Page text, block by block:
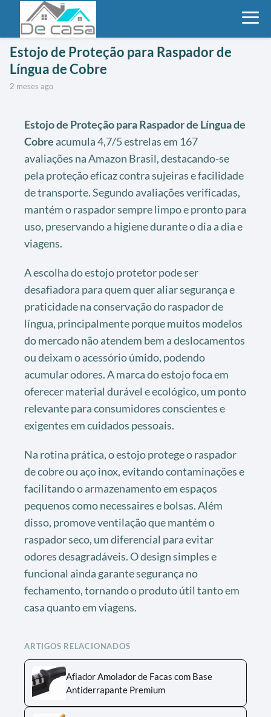
Estojo de Proteção para Raspador de
Língua de Cobre
2 meses ago
Estojo de Proteção para Raspador de Língua de
Cobre acumula 4,7/5 estrelas em 167
avaliações na Amazon Brasil, destacando-se
pela proteção eficaz contra sujeiras e facilidade
de transporte. Segundo avaliações verificadas,
mantém o raspador sempre limpo e pronto para
uso, preservando a higiene durante o dia a dia e
viagens.
A escolha do estojo protetor pode ser
desafiadora para quem quer aliar segurança e
praticidade na conservação do raspador de
língua, principalmente porque muitos modelos
do mercado não atendem bem a deslocamentos
ou deixam o acessório úmido, podendo
acumular odores. A marca do estojo foca em
oferecer material durável e ecológico, um ponto
relevante para consumidores conscientes e
exigentes em cuidados pessoais.
Na rotina prática, o estojo protege o raspador
de cobre ou aço inox, evitando contaminações e
facilitando o armazenamento em espaços
pequenos como necessaires e bolsas. Além
disso, promove ventilação que mantém o
raspador seco, um diferencial para evitar
odores desagradáveis. O design simples e
funcional ainda garante segurança no
fechamento, tornando o produto útil tanto em
casa quanto em viagens.
ARTIGOS RELACIONADOS
Afiador Amolador de Facas com Base
Antiderrapante Premium